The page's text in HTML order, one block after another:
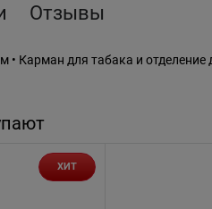
Отзывы
Карман для табака и
ХИТ